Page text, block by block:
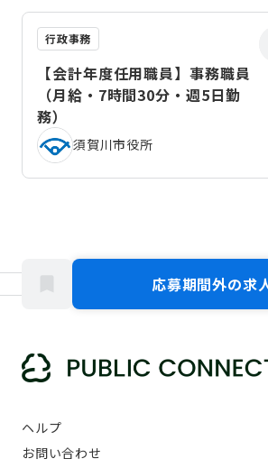
行政事務
【会計年度任用職員】事務職員
（月給・7時間30分・週5日勤
務）
須賀川市役所
応募期間外の求
ヘルプ
お問い合わせ